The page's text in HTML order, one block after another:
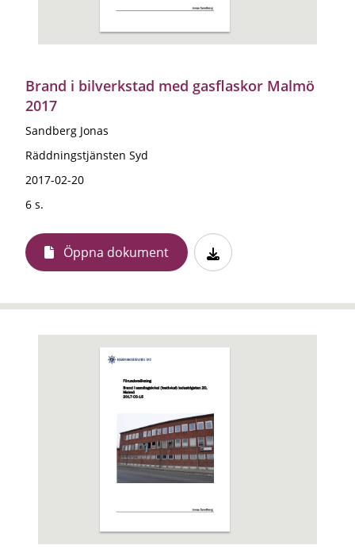
Brand i bilverkstad med gasflaskor Malmö
2017
Sandberg Jonas
Räddningstjänsten Syd
2017-02-20
6 s.
Öppna dokument